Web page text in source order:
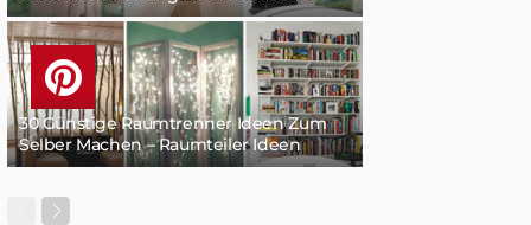
30 Günstige Raumtrenner Ideen Zum
Selber Machen – Raumteiler Ideen